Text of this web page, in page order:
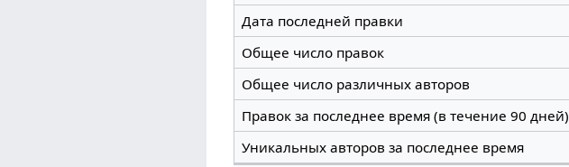
Дата последней правки
Общее число правок
Общее число различных авторов
Правок за последнее время (в течение 90 дней)
Уникальных авторов за последнее время